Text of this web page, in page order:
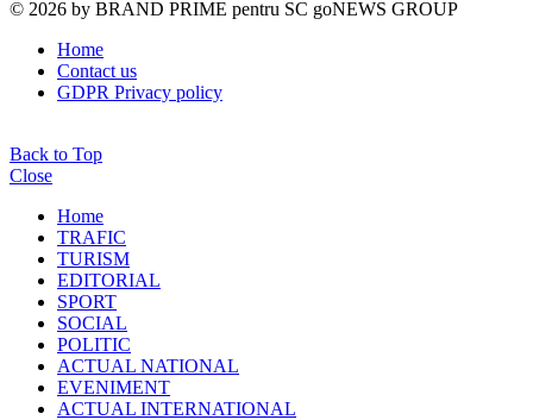
© 2026 by BRAND PRIME pentru SC goNEWS GROUP
Home
Contact us
GDPR Privacy policy
Back to Top
Close
Home
TRAFIC
TURISM
EDITORIAL
SPORT
SOCIAL
POLITIC
ACTUAL NATIONAL
EVENIMENT
ACTUAL INTERNATIONAL